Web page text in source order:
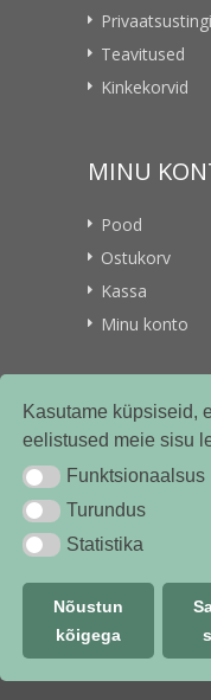
Kasutame küpsiseid,
eelistused meie sisu
Funktsionaalsus
Funktsionaalsus
TurundusTurundus
StatistikaStatistika
Nõustun
kõigega
Teavitused
Kinkekorvid
MINU
Pood
Ostukorv
Kassa
Minu konto
©